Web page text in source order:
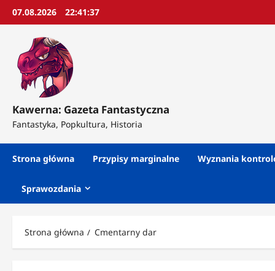
Przejdź
07.08.2026 22:41:39
Kawerna: Gazeta Fantastyczna
Fantastyka, Popkultura, Historia
Strona główna Przypisy marginalne Wyznania
Sprawozdania
Strona główna Cmentarny dar